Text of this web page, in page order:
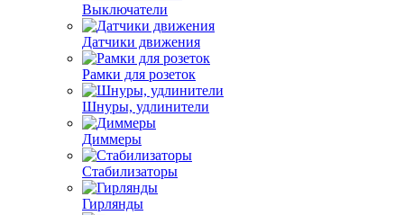
Выключатели
Датчики движения
Рамки для розеток
Шнуры, удлинители
Диммеры
Стабилизаторы
Гирлянды